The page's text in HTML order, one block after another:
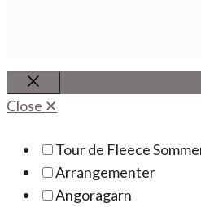
Close
Close ✕
Tour de Fleece
Arrangementer
Angoragarn